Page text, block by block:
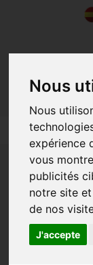
Nous
Nous
expérience
vous
publicités
notre site
de nos
J'accepte